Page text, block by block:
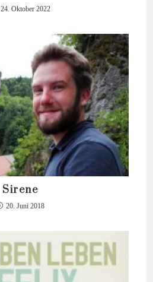
24. Oktober 2022
Sirene
20. Juni 2018